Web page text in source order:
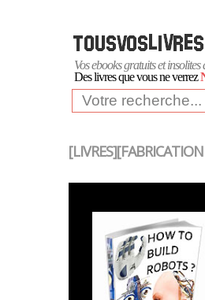
Vos ebooks gratuits et
Des livres que vous ne verrez